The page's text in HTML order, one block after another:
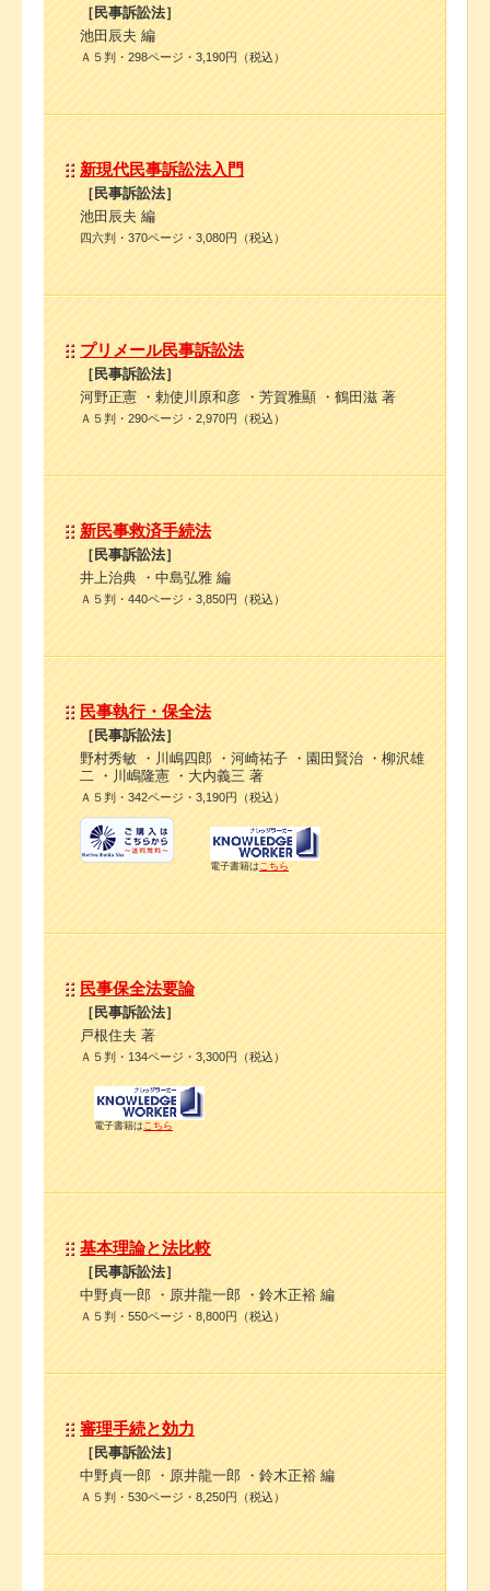
［民事訴訟法］
池田辰夫 編
Ａ５判・298ページ・3,190円（税込）
新現代民事訴訟法入門
［民事訴訟法］
池田辰夫 編
四六判・370ページ・3,080円（税込）
プリメール民事訴訟法
［民事訴訟法］
河野正憲 ・勅使川原和彦 ・芳賀雅顯 ・鶴田滋 著
Ａ５判・290ページ・2,970円（税込）
新民事救済手続法
［民事訴訟法］
井上治典 ・中島弘雅 編
Ａ５判・440ページ・3,850円（税込）
民事執行・保全法
［民事訴訟法］
野村秀敏 ・川嶋四郎 ・河崎祐子 ・園田賢治 ・柳沢雄
二 ・川嶋隆憲 ・大内義三 著
Ａ５判・342ページ・3,190円（税込）
電子書籍はこちら
民事保全法要論
［民事訴訟法］
戸根住夫 著
Ａ５判・134ページ・3,300円（税込）
電子書籍は こちら
基本理論と法比較
［民事訴訟法］
中野貞一郎 ・原井龍一郎 ・鈴木正裕 編
Ａ５判・550ページ・8,800円（税込）
審理手続と効力
［民事訴訟法］
中野貞一郎 ・原井龍一郎 ・鈴木正裕 編
Ａ５判・530ページ・8,250円（税込）